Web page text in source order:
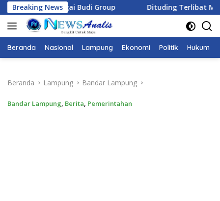
Langsung
ke
konten
Breaking News
Dituding Terlibat Mafia Aset, Sekdaprov Lampung Buka
Beranda Nasional Lampung Ekonomi Politik Hukum
Beranda Lampung Bandar Lampung
Bandar Lampung, Berita, Pemerintahan